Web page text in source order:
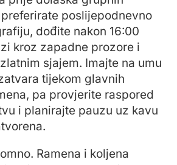
poslijepodnevno
dođite nakon 16:00
kroz zapadne prozore i
sjajem. Imajte na umu
tijekom glavnih
pa provjerite raspored
i planirajte pauzu uz kavu
Ramena i koljena